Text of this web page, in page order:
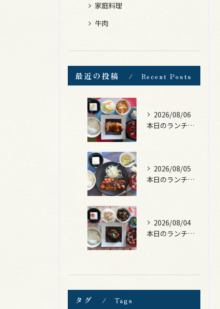
家庭料理
牛肉
最近の投稿 Recent Posts
2026/08/06
本日のランチは、照焼きチキン！
2026/08/05
本日のランチは、ロース豚カツ梅はさみ！
2026/08/04
本日のランチは、煮込みハンバーグ！
タグ Tags